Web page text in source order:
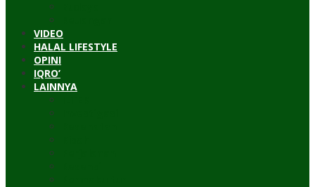
VIDEO
HALAL LIFESTYLE
OPINI
IQRO’
LAINNYA